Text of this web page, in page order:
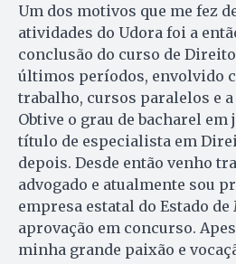
Um dos motivos que me fez
atividades do Udora foi a
conclusão do curso de
últimos períodos, envolvido
trabalho, cursos paralelos e a
Obtive o grau de bacharel em
título de especialista em
depois. Desde então venho
advogado e atualmente sou
empresa estatal do Estado
aprovação em concurso.
minha grande paixão e